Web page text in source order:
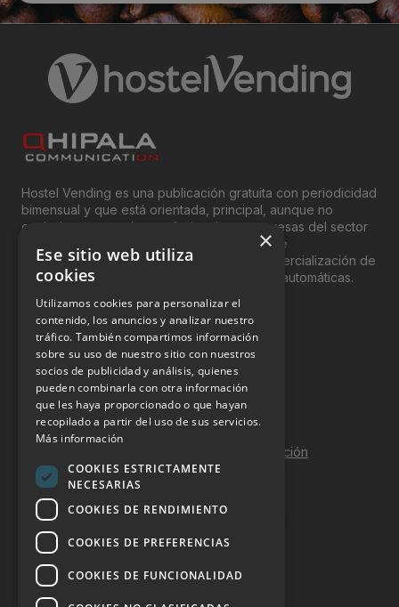
Comercial
Visitas a producto:
3600
Fecha de publicación de producto:
Martes 10 Diciembre 2013
Hostel Vending es una publicación gratuita con periodicidad
bimensual y que está orientada, principal, aunque no
exclusivamente, a los profesionales y empresas del sector
del “Vending”; nombre con el que se conoce
genéricamente entre profesionales a la comercialización de
productos y servicios a través de máquinas automáticas.
INFORMACIÓN LEGAL
Aviso Legal
Política de Privacidad
Política de Cookies
Política de calidad y seguridad de la información
Contacto
DOSSIER Y CONTRATACIÓN
×
Ese sitio web utiliza
cookies
Utilizamos cookies para personalizar el
contenido, los anuncios y analizar nuestro
tráfico. También compartimos información
sobre su uso de nuestro sitio con nuestros
socios de publicidad y análisis, quienes
pueden combinarla con otra información
que les haya proporcionado o que hayan
recopilado a partir del uso de sus servicios.
Más información
COOKIES ESTRICTAMENTE
NECESARIAS
COOKIES DE RENDIMIENTO
COOKIES DE PREFERENCIAS
COOKIES DE FUNCIONALIDAD